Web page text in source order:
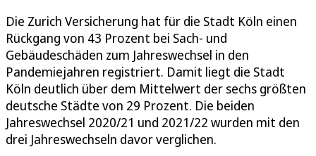
Die Zurich Versicherung hat für die Stadt Köln einen
Rückgang von 43 Prozent bei Sach- und
Gebäudeschäden zum Jahreswechsel in den
Pandemiejahren registriert. Damit liegt die Stadt
Köln deutlich über dem Mittelwert der sechs größten
deutsche Städte von 29 Prozent. Die beiden
Jahreswechsel 2020/21 und 2021/22 wurden mit den
drei Jahreswechseln davor verglichen.